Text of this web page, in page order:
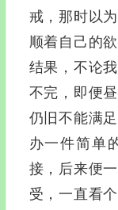
戒，那时以
顺着自己的
结果，不论
不完，即便
仍旧不能满
办一件简单
接，后来便
受，一直看